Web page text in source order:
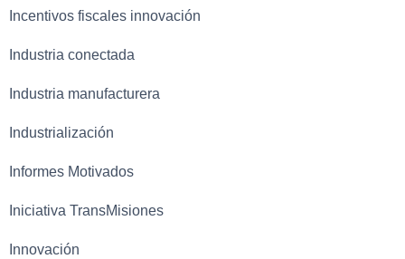
Incentivos fiscales innovación
Industria conectada
Industria manufacturera
Industrialización
Informes Motivados
Iniciativa TransMisiones
Innovación